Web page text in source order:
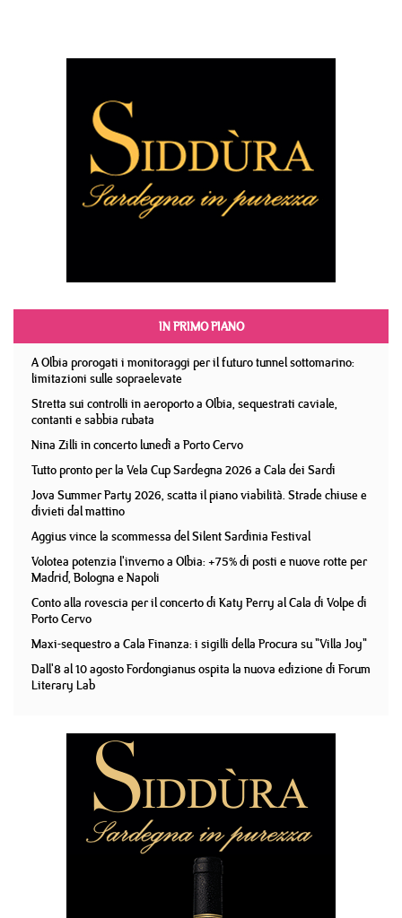
IN PRIMO PIANO
A Olbia prorogati i monitoraggi per il futuro tunnel sottomarino:
limitazioni sulle sopraelevate
Stretta sui controlli in aeroporto a Olbia, sequestrati caviale,
contanti e sabbia rubata
Nina Zilli in concerto lunedì a Porto Cervo
Tutto pronto per la Vela Cup Sardegna 2026 a Cala dei Sardi
Jova Summer Party 2026, scatta il piano viabilità. Strade chiuse e
divieti dal mattino
Aggius vince la scommessa del Silent Sardinia Festival
Volotea potenzia l'inverno a Olbia: +75% di posti e nuove rotte per
Madrid, Bologna e Napoli
Conto alla rovescia per il concerto di Katy Perry al Cala di Volpe di
Porto Cervo
Maxi-sequestro a Cala Finanza: i sigilli della Procura su "Villa Joy"
Dall'8 al 10 agosto Fordongianus ospita la nuova edizione di Forum
Literary Lab